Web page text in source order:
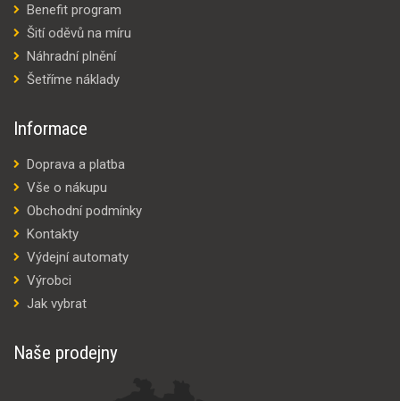
Benefit program
Šití oděvů na míru
Náhradní plnění
Šetříme náklady
Informace
Doprava a platba
Vše o nákupu
Obchodní podmínky
Kontakty
Výdejní automaty
Výrobci
Jak vybrat
Naše prodejny